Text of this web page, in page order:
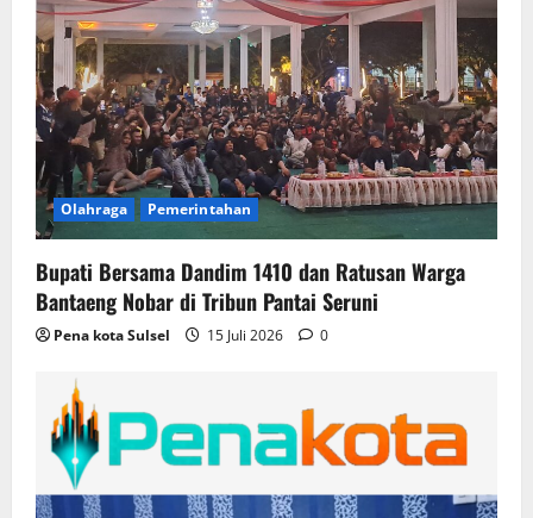
Olahraga Pemerintahan
Bupati Bersama Dandim 1410 dan Ratusan Warga
Bantaeng Nobar di Tribun Pantai Seruni
Pena kota Sulsel 15 Juli 2026 0